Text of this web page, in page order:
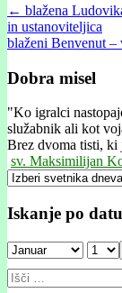
Post
navigation
← blažena
in ustanoviteljica
blaženi Benvenut
Dobra misel
"Ko igralci
služabnik ali kot
Brez dvoma tisti,
sv. Maksimilijan
Iskanje po
Išči: